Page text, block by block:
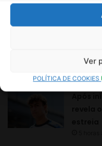
Ver
POLÍTICA DE COOKIES